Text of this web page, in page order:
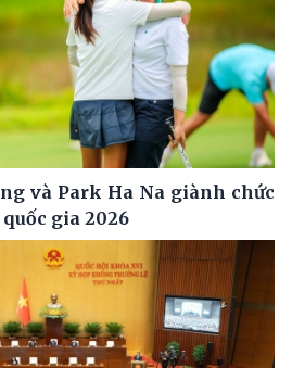
và Park Ha Na giành chức
gia 2026